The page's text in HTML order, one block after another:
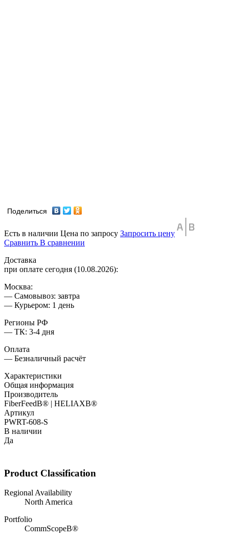
Поделиться
Есть в наличии Цена по запросу Запросить цену
Сравнить В сравнении
Доставка
при оплате сегодня (10.08.2026):
Москва:
— Самовывоз: завтра
— Курьером: 1 день
Регионы РФ
— ТК: 3-4 дня
Оплата
— Безналичный расчёт
Характеристики
Общая информация
Производитель
FiberFeedВ® | HELIAXВ®
Артикул
PWRT-608-S
В наличии
Да
Product Classification
Regional Availability
North America
Portfolio
CommScopeВ®